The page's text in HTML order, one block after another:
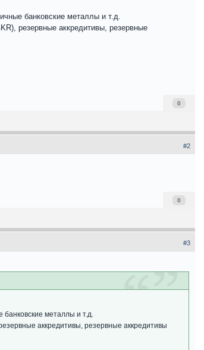
банковские металлы и т.д.
резервные аккредитивы, резервные
0
#2
0
#3
металлы и т.д.
аккредитивы, резервные аккредитивы